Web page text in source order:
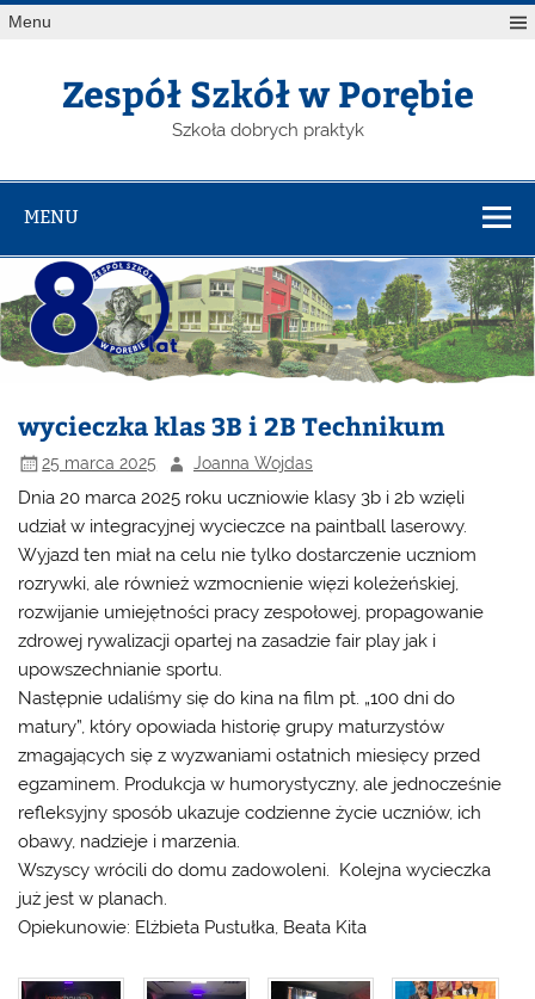
Menu
Zespół Szkół w Porębie
Szkoła dobrych praktyk
MENU
wycieczka klas 3B i 2B Technikum
25 marca 2025 Joanna Wojdas
Dnia 20 marca 2025 roku uczniowie klasy 3b i 2b wzięli
udział w integracyjnej wycieczce na paintball laserowy.
Wyjazd ten miał na celu nie tylko dostarczenie uczniom
rozrywki, ale również wzmocnienie więzi koleżeńskiej,
rozwijanie umiejętności pracy zespołowej, propagowanie
zdrowej rywalizacji opartej na zasadzie fair play jak i
upowszechnianie sportu.
Następnie udaliśmy się do kina na film pt. „100 dni do
matury”, który opowiada historię grupy maturzystów
zmagających się z wyzwaniami ostatnich miesięcy przed
egzaminem. Produkcja w humorystyczny, ale jednocześnie
refleksyjny sposób ukazuje codzienne życie uczniów, ich
obawy, nadzieje i marzenia.
Wszyscy wrócili do domu zadowoleni. Kolejna wycieczka
już jest w planach.
Opiekunowie: Elżbieta Pustułka, Beata Kita